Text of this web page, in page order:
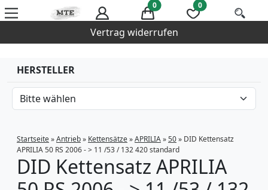
0 0
Vertrag widerrufen
HERSTELLER
Startseite»Antrieb» Kettensätze»APRILIA»50» DID Kettensatz
APRILIA 50 RS 2006 - > 11 /53 / 132 420 standard
DID Kettensatz APRILIA